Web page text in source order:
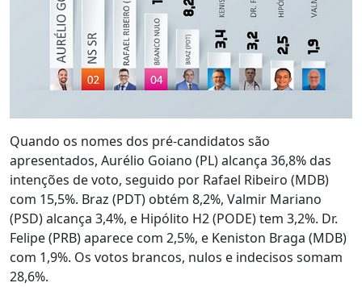
Quando os nomes dos pré-candidatos são
apresentados, Aurélio Goiano (PL) alcança 36,8% das
intenções de voto, seguido por Rafael Ribeiro (MDB)
com 15,5%. Braz (PDT) obtém 8,2%, Valmir Mariano
(PSD) alcança 3,4%, e Hipólito H2 (PODE) tem 3,2%. Dr.
Felipe (PRB) aparece com 2,5%, e Keniston Braga (MDB)
com 1,9%. Os votos brancos, nulos e indecisos somam
28,6%.